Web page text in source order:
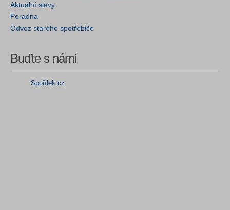
Aktuální slevy
Poradna
Odvoz starého spotřebiče
Buďte s námi
Spořílek.cz